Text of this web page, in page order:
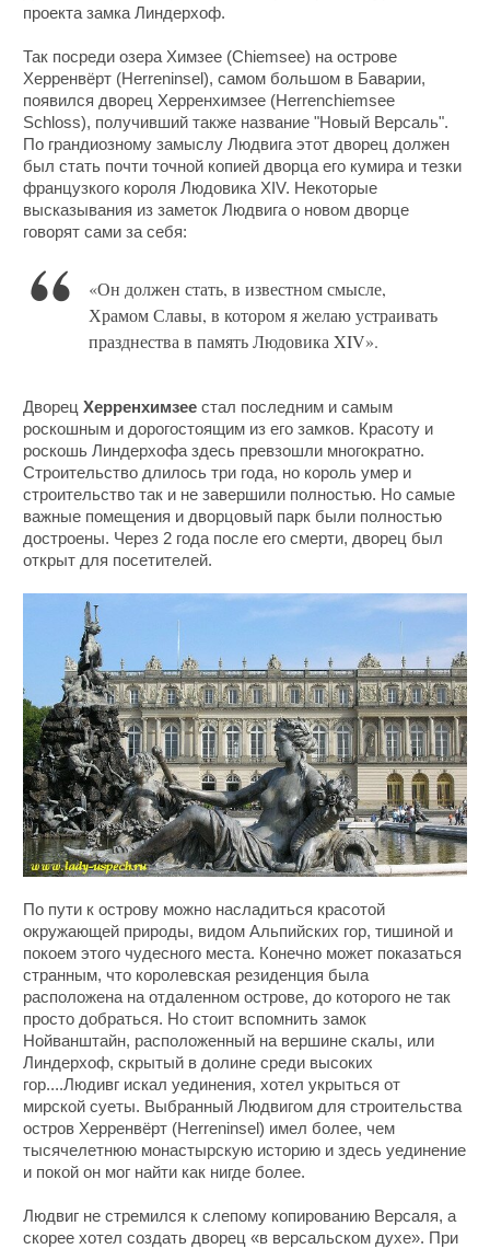
проекта замка Линдерхоф.
Так посреди озера Химзее (Chiemsee) на острове
Херренвёрт (Herreninsel), самом большом в Баварии,
появился дворец Херренхимзее (Herrenchiemsee
Schloss), получивший также название "Новый Версаль".
По грандиозному замыслу Людвига этот дворец должен
был стать почти точной копией дворца его кумира и тезки
французкого короля Людовика XIV. Некоторые
высказывания из заметок Людвига о новом дворце
говорят сами за себя:
«Он должен стать, в известном смысле,
Храмом Славы, в котором я желаю устраивать
празднества в память Людовика XIV».
ДворецХерренхимзее стал последним и самым
роскошным и дорогостоящим из его замков. Красоту и
роскошь Линдерхофа здесь превзошли многократно.
Строительство длилось три года, но король умер и
строительство так и не завершили полностью. Но самые
важные помещения и дворцовый парк были полностью
достроены. Через 2 года после его смерти, дворец был
открыт для посетителей.
По пути к острову можно насладиться красотой
окружающей природы, видом Альпийских гор, тишиной и
покоем этого чудесного места. Конечно может показаться
странным, что королевская резиденция была
расположена на отдаленном острове, до которого не так
просто добраться. Но стоит вспомнить замок
Нойванштайн, расположенный на вершине скалы, или
Линдерхоф, скрытый в долине среди высоких
гор....Людивг искал уединения, хотел укрыться от
мирской суеты. Выбранный Людвигом для строительства
остров Херренвёрт (Herreninsel) имел более, чем
тысячелетнюю монастырскую историю и здесь уединение
и покой он мог найти как нигде более.
Людвиг не стремился к слепому копированию Версаля, а
скорее хотел создать дворец «в версальском духе». При